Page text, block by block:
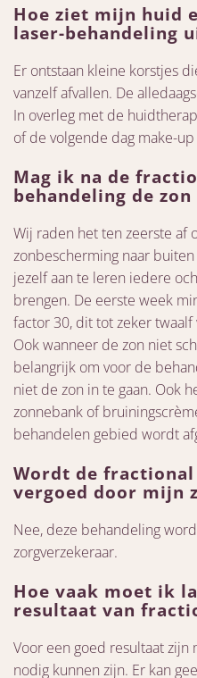
Hoe ziet mijn huid
laser-behandeling
Er ontstaan kleine korstjes
vanzelf afvallen. De
In overleg met de
of de volgende dag make-
Mag ik na de
behandeling de zon
Wij raden het ten zeerste af
zonbescherming naar
jezelf aan te leren iedere
brengen. De eerste week
factor 30, dit tot zeker
Ook wanneer de zon niet
belangrijk om voor de
niet de zon in te gaan. Ook
zonnebank of
behandelen gebied wordt
Wordt de
vergoed door mijn
Nee, deze behandeling
zorgverzekeraar.
Hoe vaak moet ik
resultaat van
Voor een goed resultaat
nodig kunnen zijn. Er kan